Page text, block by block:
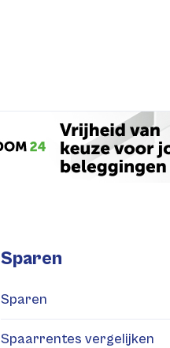
Sparen
Sparen
Spaarrentes vergelijken